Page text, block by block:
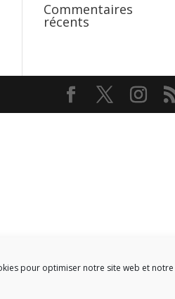
pour optimiser notre site web et notre
Commentaires
récents